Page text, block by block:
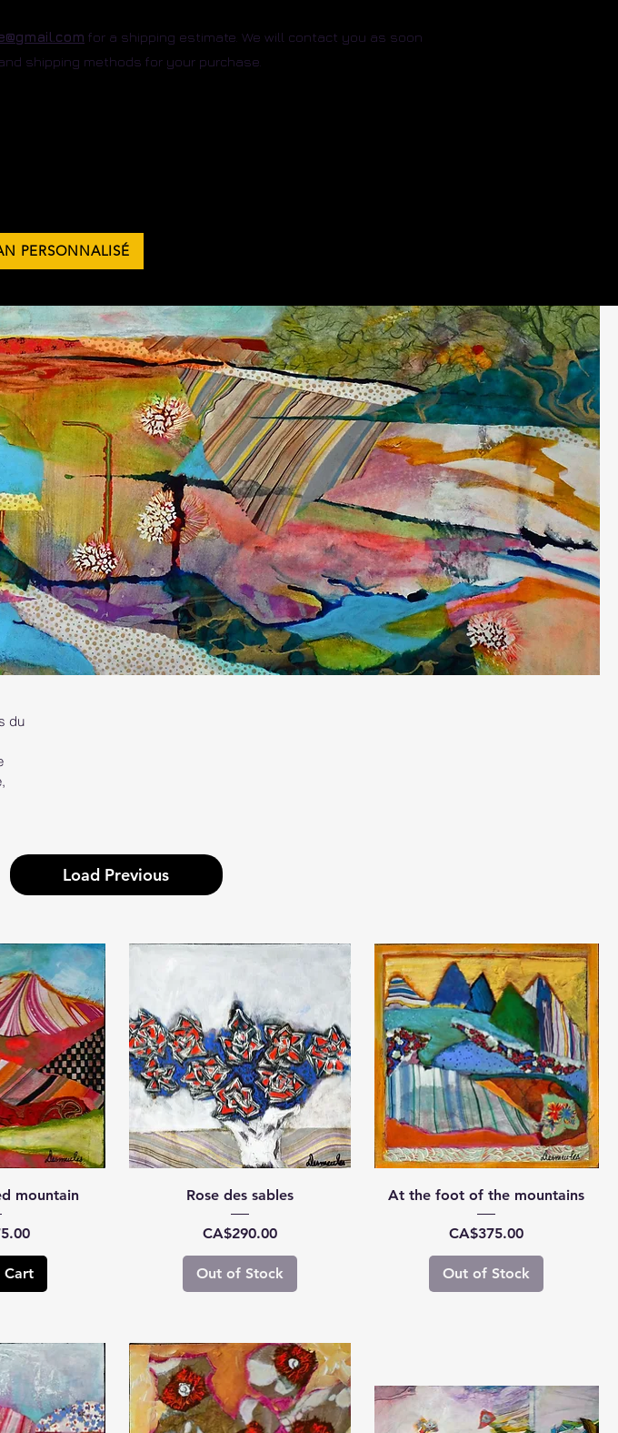
for a shipping estimate. We will contact you as soon
shipping methods for your purchase.
PERSONNALISÉ
du
Load Previous
mountain Rose des sables
Price
CA$290.00
Out of Stock
At the foot of the mountains
Price
CA$375.00
Out of Stock